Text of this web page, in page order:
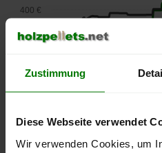
Zustimmung
Diese Webseite verwendet
Wir verwenden Cookies, um
2025
2026
250 €
400 €